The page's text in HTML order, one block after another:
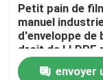
S'accrochent
Petit pain de
manuel
d'enveloppe de
droit de LLDPE
l'emballage
envoyer